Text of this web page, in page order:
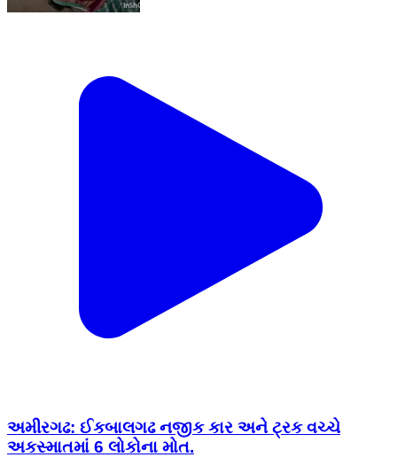
અમીરગઢ: ઈકબાલગઢ નજીક કાર અને ટ્રક વચ્ચે
અકસ્માતમાં 6 લોકોના મોત.